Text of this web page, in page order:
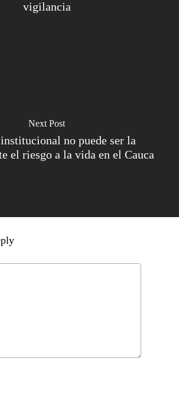
vigilancia
Next Post
no puede ser la
el riesgo a la vida en el Cauca